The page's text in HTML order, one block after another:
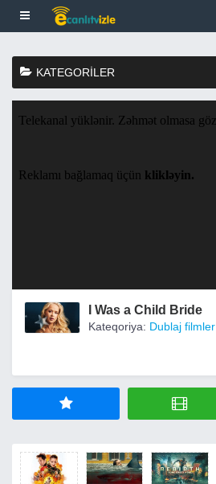
KATEGORILER
I Was a Child Bride
Kateqoriya: Dublaj filmler